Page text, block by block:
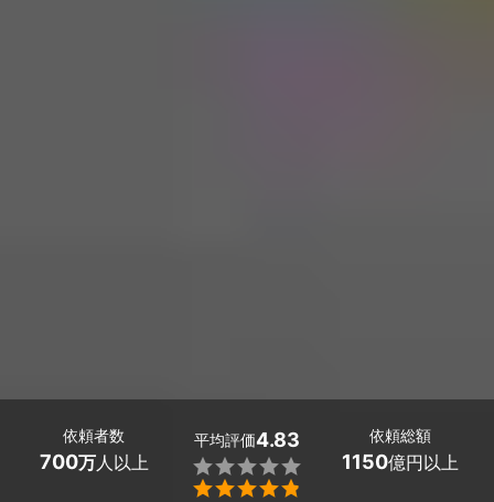
依頼者数
700万人以上
平均評価4.83


依頼総額
1150億円以上